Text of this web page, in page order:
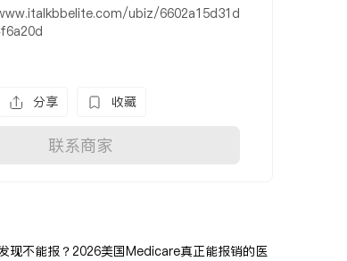
ubiz/6602a15d31d
分享 收藏
联系商家
现不能报？2026美国Medicare真正能报销的医